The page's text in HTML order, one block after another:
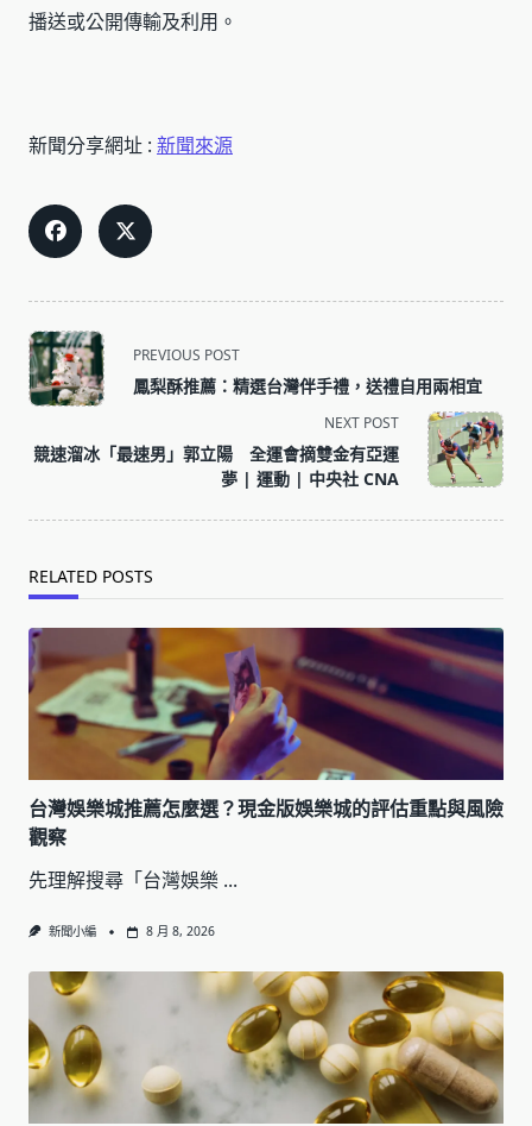
播送或公開傳輸及利用。
新聞分享網址 : 新聞來源
<span
class="nav-
subtitle
reader-
PREVIOUS POST
鳳梨酥推薦：精選台灣伴手禮，送禮自用兩相宜
NEXT POST
競速溜冰「最速男」郭立陽 全運會摘雙金有亞運
夢 | 運動 | 中央社 CNA
RELATED POSTS
台灣娛樂城推薦怎麼選？現金版娛樂城的評估重點與風險
觀察
先理解搜尋「台灣娛樂 ...
新聞小編 8 月 8, 2026